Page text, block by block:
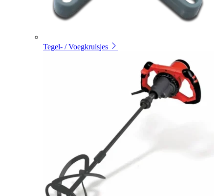
Tegel- / Voegkruisjes